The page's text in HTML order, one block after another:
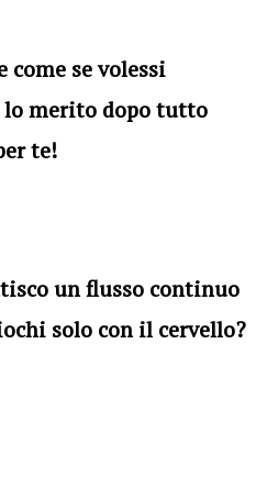
come se volessi
lo merito dopo tutto
te!
un flusso continuo
solo con il cervello?